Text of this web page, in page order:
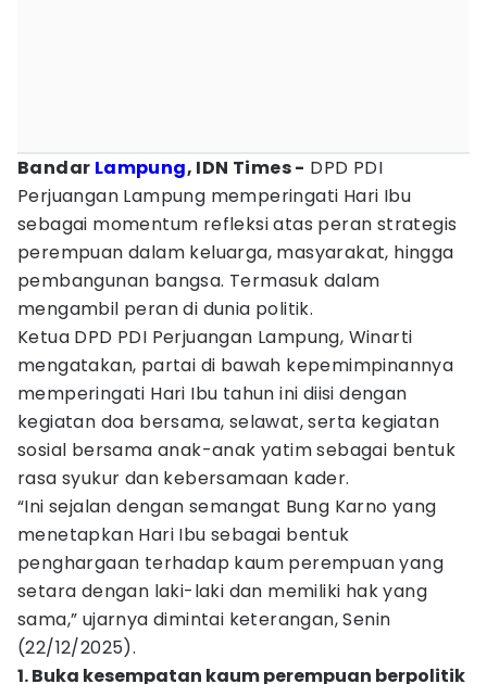
Bandar Lampung, IDN Times - DPD PDI
Perjuangan Lampung memperingati Hari Ibu
sebagai momentum refleksi atas peran strategis
perempuan dalam keluarga, masyarakat, hingga
pembangunan bangsa. Termasuk dalam
mengambil peran di dunia politik.
Ketua DPD PDI Perjuangan Lampung, Winarti
mengatakan, partai di bawah kepemimpinannya
memperingati Hari Ibu tahun ini diisi dengan
kegiatan doa bersama, selawat, serta kegiatan
sosial bersama anak-anak yatim sebagai bentuk
rasa syukur dan kebersamaan kader.
“Ini sejalan dengan semangat Bung Karno yang
menetapkan Hari Ibu sebagai bentuk
penghargaan terhadap kaum perempuan yang
setara dengan laki-laki dan memiliki hak yang
sama,” ujarnya dimintai keterangan, Senin
(22/12/2025).
1. Buka kesempatan kaum perempuan berpolitik